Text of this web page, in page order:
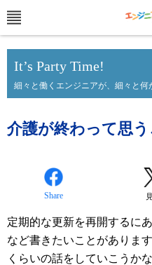
It’s Party Time!
細々と働くエンジニアが、細々と何
介護が終わって思う
Share
定期的な更新を再開するに
など書きたいことがありま
くらいの話をしていこうかな